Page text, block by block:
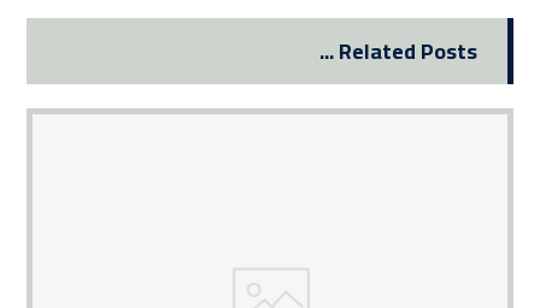
Related Posts ...